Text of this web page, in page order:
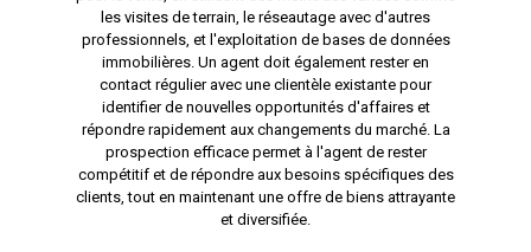
les visites de terrain, le réseautage avec d'autres
professionnels, et l'exploitation de bases de données
immobilières. Un agent doit également rester en
contact régulier avec une clientèle existante pour
identifier de nouvelles opportunités d'affaires et
répondre rapidement aux changements du marché. La
prospection efficace permet à l'agent de rester
compétitif et de répondre aux besoins spécifiques des
clients, tout en maintenant une offre de biens attrayante
et diversifiée.